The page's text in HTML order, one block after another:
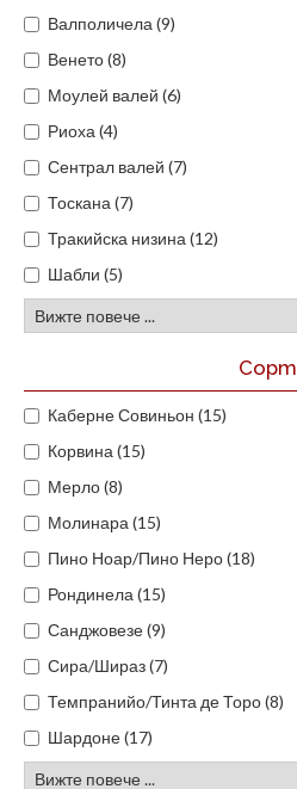
Валполичела (9)
Венето (8)
Моулей валей (6)
Риоха (4)
Сентрал валей (7)
Тоскана (7)
Тракийска низина (12)
Шабли (5)
Сорт
Каберне Совиньон (15)
Корвина (15)
Мерло (8)
Молинара (15)
Пино Ноар/Пино Неро (18)
Рондинела (15)
Санджовезе (9)
Сира/Шираз (7)
Темпранийо/Тинта де Торо (8)
Шардоне (17)